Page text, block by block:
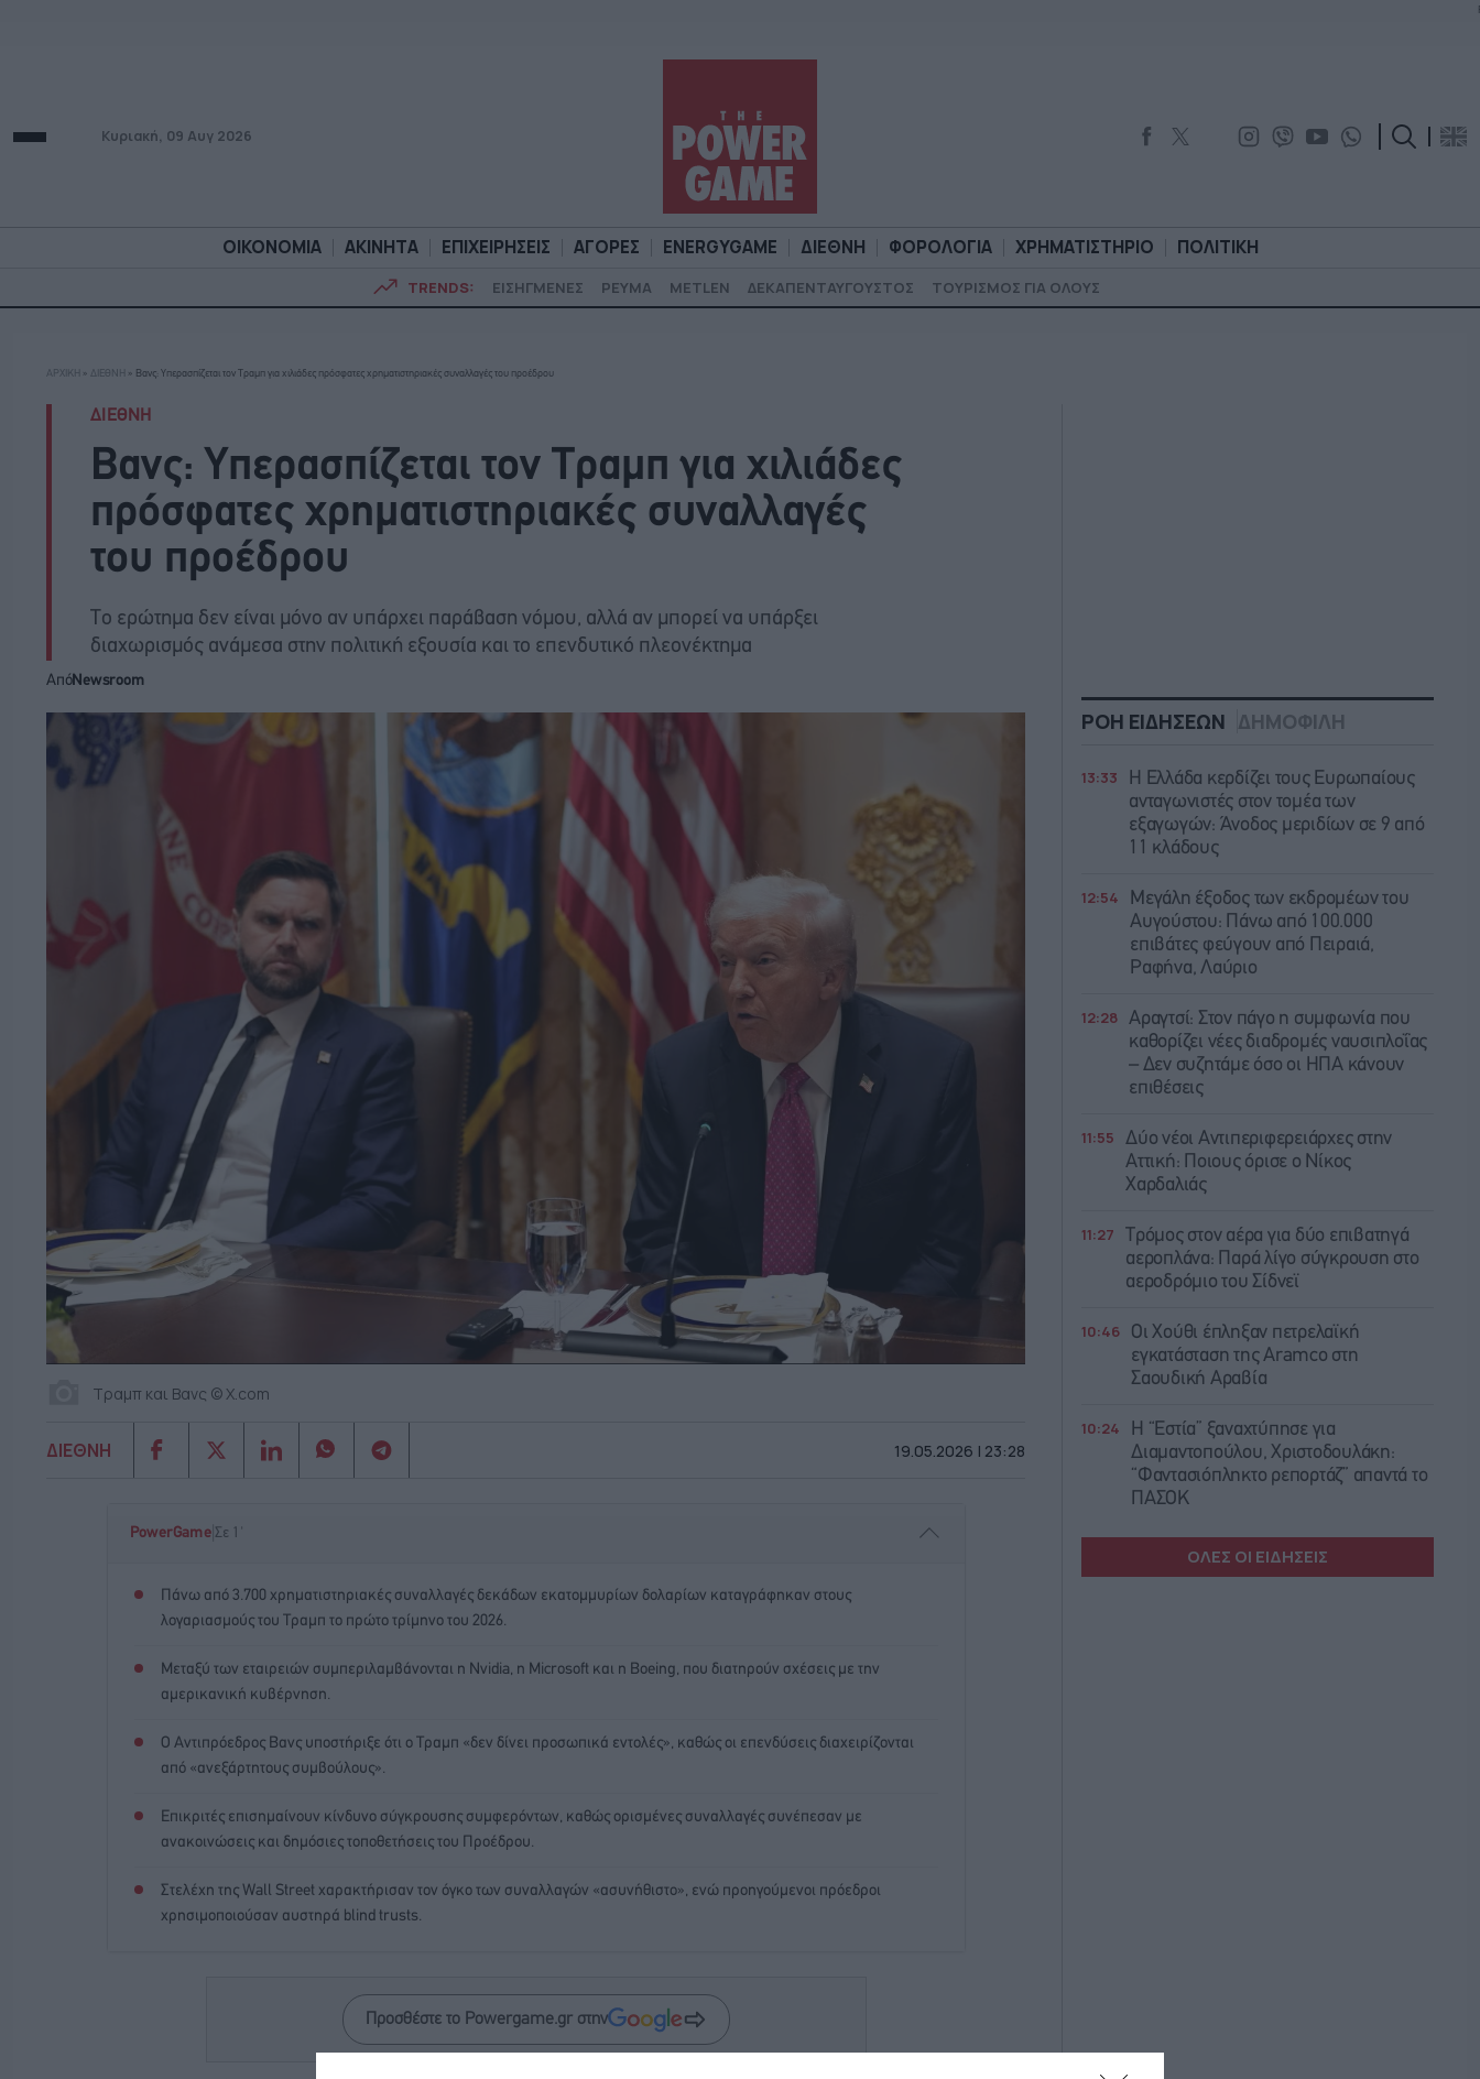
Κυριακή, 09 Αυγ 2026
ΟΙΚΟΝΟΜΙΑ ΑΚΙΝΗΤΑ ΕΠΙΧΕΙΡΗΣΕΙΣ ΑΓΟΡΕΣ ENERGYGAME ΔΙΕΘΝΗ ΦΟΡΟΛΟΓΙΑ ΧΡΗΜΑΤΙΣΤΗΡΙΟ ΠΟΛΙΤΙΚΗ
TRENDS: ΕΙΣΗΓΜΕΝΕΣ ΡΕΥΜΑ METLEN ΔΕΚΑΠΕΝΤΑΥΓΟΥΣΤΟΣ ΤΟΥΡΙΣΜΟΣ ΓΙΑ ΟΛΟΥΣ
ΟΙΚΟΝΟΜΙΑ ΑΚΙΝΗΤΑ ΕΠΙΧΕΙΡΗΣΕΙΣ
ΑΡΧΙΚΗ » ΔΙΕΘΝΗ » Βανς: Υπερασπίζεται τον Τραμπ για χιλιάδες πρόσφατες χρηματιστηριακές συναλλαγές του προέδρου
ΔΙΕΘΝΗ
Βανς: Υπερασπίζεται τον Τραμπ για χιλιάδες
πρόσφατες χρηματιστηριακές συναλλαγές
του προέδρου
Το ερώτημα δεν είναι μόνο αν υπάρχει παράβαση νόμου, αλλά αν μπορεί να υπάρξει
διαχωρισμός ανάμεσα στην πολιτική εξουσία και το επενδυτικό πλεονέκτημα
ΑπόNewsroom
Τραμπ και Βανς © Χ.com
ΔΙΕΘΝΗ 19.05.2026 | 23:28
PowerGame| Σε 1'
Πάνω από 3.700 χρηματιστηριακές συναλλαγές δεκάδων εκατομμυρίων δολαρίων καταγράφηκαν στους
λογαριασμούς του Τραμπ το πρώτο τρίμηνο του 2026.
Μεταξύ των εταιρειών συμπεριλαμβάνονται η Nvidia, η Microsoft και η Boeing, που διατηρούν σχέσεις με την
αμερικανική κυβέρνηση.
Ο Αντιπρόεδρος Βανς υποστήριξε ότι ο Τραμπ «δεν δίνει προσωπικά εντολές», καθώς οι επενδύσεις διαχειρίζονται
από «ανεξάρτητους συμβούλους».
Επικριτές επισημαίνουν κίνδυνο σύγκρουσης συμφερόντων, καθώς ορισμένες συναλλαγές συνέπεσαν με
ανακοινώσεις και δημόσιες τοποθετήσεις του Προέδρου.
Στελέχη της Wall Street χαρακτήρισαν τον όγκο των συναλλαγών «ασυνήθιστο», ενώ προηγούμενοι πρόεδροι
χρησιμοποιούσαν αυστηρά blind trusts.
Προσθέστε το Powergame.gr στην
ΡΟΗ ΕΙΔΗΣΕΩΝ ΔΗΜΟΦΙΛΗ
13:33
Η Ελλάδα κερδίζει τους Ευρωπαίους
ανταγωνιστές στον τομέα των
εξαγωγών: Άνοδος μεριδίων σε 9 από
11 κλάδους
12:54
Μεγάλη έξοδος των εκδρομέων του
Αυγούστου: Πάνω από 100.000
επιβάτες φεύγουν από Πειραιά,
Ραφήνα, Λαύριο
12:28 Αραγτσί: Στον πάγο η συμφωνία που
καθορίζει νέες διαδρομές ναυσιπλοΐας
– Δεν συζητάμε όσο οι ΗΠΑ κάνουν
επιθέσεις
11:55
Δύο νέοι Αντιπεριφερειάρχες στην
Αττική: Ποιους όρισε ο Νίκος
Χαρδαλιάς
11:27
Τρόμος στον αέρα για δύο επιβατηγά
αεροπλάνα: Παρά λίγο σύγκρουση στο
αεροδρόμιο του Σίδνεϊ
10:46
Οι Χούθι έπληξαν πετρελαϊκή
εγκατάσταση της Aramco στη
Σαουδική Αραβία
10:24
Η “Εστία” ξαναχτύπησε για
Διαμαντοπούλου, Χριστοδουλάκη:
“Φαντασιόπληκτο ρεπορτάζ” απαντά το
ΠΑΣΟΚ
ΟΛΕΣ ΟΙ ΕΙΔΗΣΕΙΣ